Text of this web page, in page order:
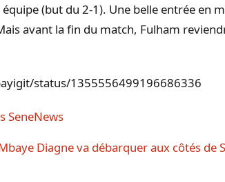
(but du 2-1). Une belle entrée en
avant la fin du match, Fulham
status/1355556499196686336
Diagne va débarquer aux côtés de